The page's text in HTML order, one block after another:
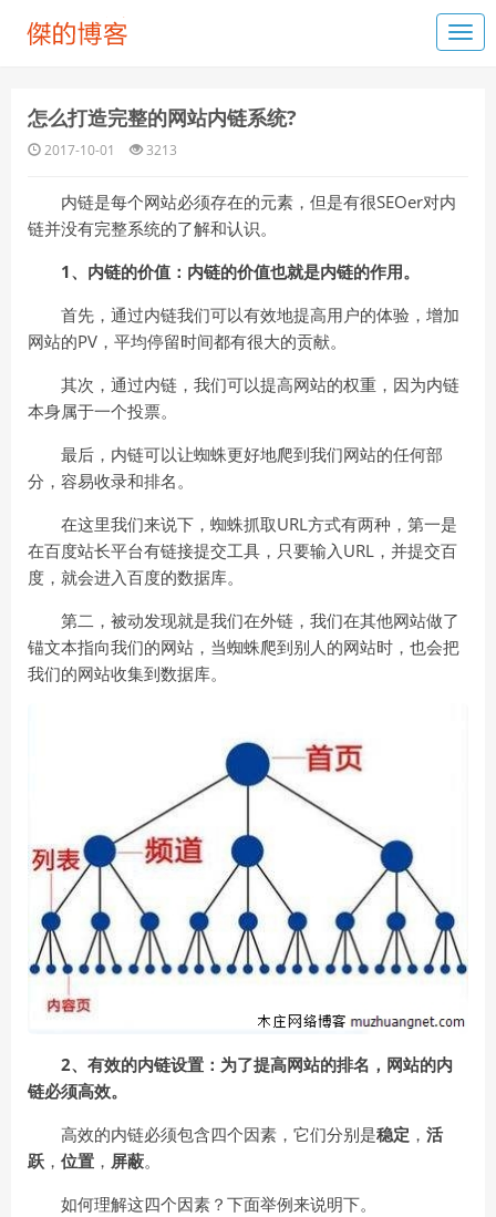
怎么打造完整的网站内链系统?
2017-10-01 3213
内链是每个网站必须存在的元素，但是有很SEOer对内
链并没有完整系统的了解和认识。
1、内链的价值：内链的价值也就是内链的作用。
首先，通过内链我们可以有效地提高用户的体验，增加
网站的PV，平均停留时间都有很大的贡献。
其次，通过内链，我们可以提高网站的权重，因为内链
本身属于一个投票。
最后，内链可以让蜘蛛更好地爬到我们网站的任何部
分，容易收录和排名。
在这里我们来说下，蜘蛛抓取URL方式有两种，第一是
在百度站长平台有链接提交工具，只要输入URL，并提交百
度，就会进入百度的数据库。
第二，被动发现就是我们在外链，我们在其他网站做了
锚文本指向我们的网站，当蜘蛛爬到别人的网站时，也会把
我们的网站收集到数据库。
2、有效的内链设置：为了提高网站的排名，网站的内
链必须高效。
高效的内链必须包含四个因素，它们分别是稳定 ， 活
跃 ， 位置 ， 屏蔽。
如何理解这四个因素？下面举例来说明下。